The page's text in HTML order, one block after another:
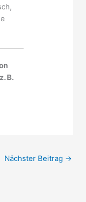
B.
Nächster Beitrag →